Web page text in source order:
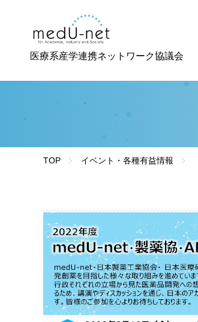
医療系産学連携ネットワーク協議会
TOP イベント・各種有益情報